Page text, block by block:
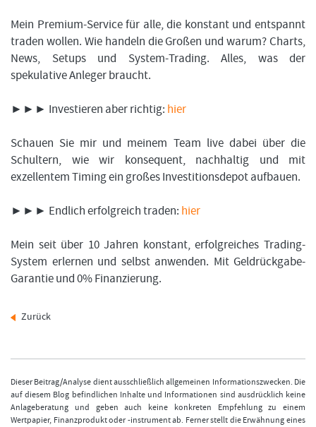
Mein Premium-Service für alle, die konstant und entspannt
traden wollen. Wie handeln die Großen und warum? Charts,
News, Setups und System-Trading. Alles, was der
spekulative Anleger braucht.
►►► Investieren aber richtig: hier
Schauen Sie mir und meinem Team live dabei über die
Schultern, wie wir konsequent, nachhaltig und mit
exzellentem Timing ein großes Investitionsdepot aufbauen.
►►► Endlich erfolgreich traden: hier
Mein seit über 10 Jahren konstant, erfolgreiches Trading-
System erlernen und selbst anwenden. Mit Geldrückgabe-
Garantie und 0% Finanzierung.
Zurück
Dieser Beitrag/Analyse dient ausschließlich allgemeinen Informationszwecken. Die
auf diesem Blog befindlichen Inhalte und Informationen sind ausdrücklich keine
Anlageberatung und geben auch keine konkreten Empfehlung zu einem
Wertpapier, Finanzprodukt oder -instrument ab. Ferner stellt die Erwähnung eines